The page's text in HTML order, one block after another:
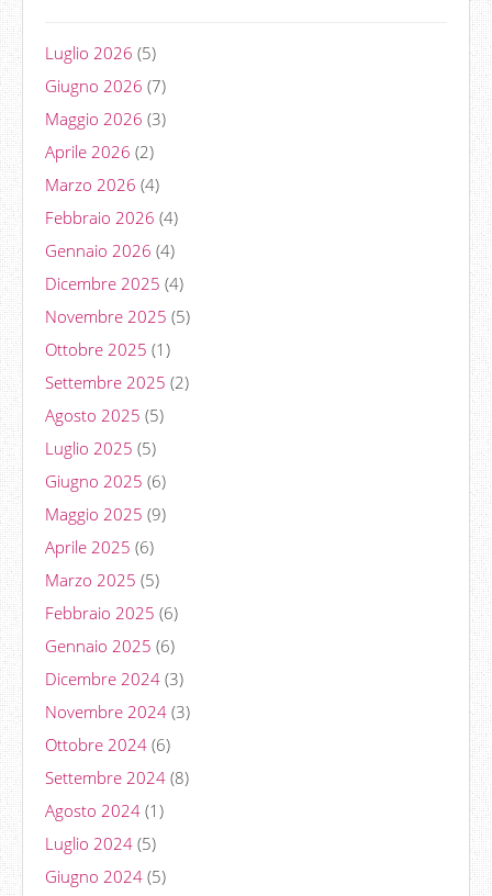
Luglio 2026 (5)
Giugno 2026 (7)
Maggio 2026 (3)
Aprile 2026 (2)
Marzo 2026 (4)
Febbraio 2026 (4)
Gennaio 2026 (4)
Dicembre 2025 (4)
Novembre 2025 (5)
Ottobre 2025 (1)
Settembre 2025 (2)
Agosto 2025 (5)
Luglio 2025 (5)
Giugno 2025 (6)
Maggio 2025 (9)
Aprile 2025 (6)
Marzo 2025 (5)
Febbraio 2025 (6)
Gennaio 2025 (6)
Dicembre 2024 (3)
Novembre 2024 (3)
Ottobre 2024 (6)
Settembre 2024 (8)
Agosto 2024 (1)
Luglio 2024 (5)
Giugno 2024 (5)